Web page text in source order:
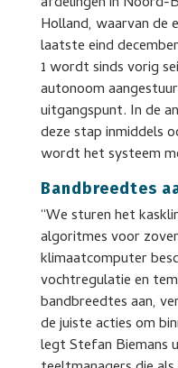
Holland, waarvan de
laatste eind
1 wordt sinds vorig
autonoom
uitgangspunt. In de
deze stap inmiddels
wordt het systeem
Bandbreedtes
“We sturen het
algoritmes voor
klimaatcomputer
vochtregulatie en
bandbreedtes aan,
de juiste acties om
legt Stefan Biemans